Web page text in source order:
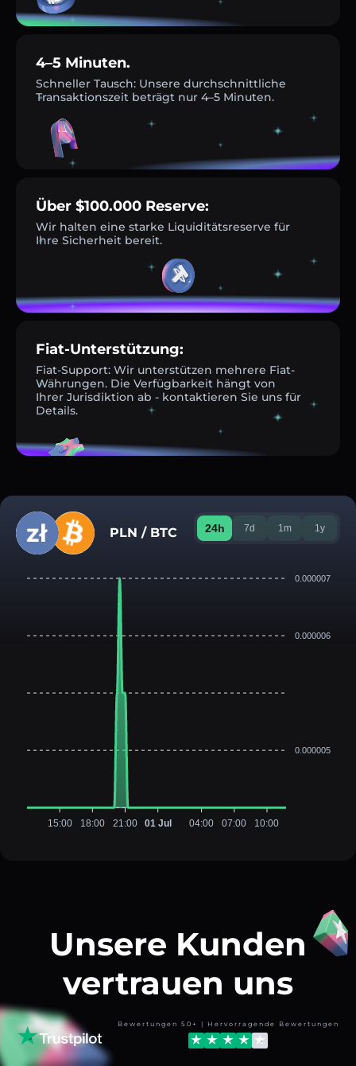
4–5 Minuten.
Schneller Tausch: Unsere durchschnittliche
Transaktionszeit beträgt nur 4–5 Minuten.
Über $100.000 Reserve:
Wir halten eine starke Liquiditätsreserve für
Ihre Sicherheit bereit.
Fiat-Unterstützung:
Fiat-Support: Wir unterstützen mehrere Fiat-
Währungen. Die Verfügbarkeit hängt von
Ihrer Jurisdiktion ab - kontaktieren Sie uns für
Details.
PLN / BTC 24h 7d 1m 1y
0.000007
0.000006
0.000005
15:00 18:00 21:00 01 Jul 04:00 07:00 10:00
Unsere Kunden
vertrauen uns
Bewertungen 50+ | Hervorragende Bewertungen